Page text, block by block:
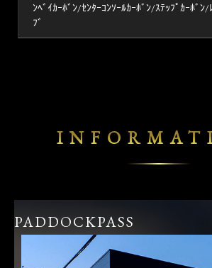
ﾝﾍﾞｲｶｰﾎﾞﾝ/ｾﾝﾀｰｺﾝｿｰﾙｶｰﾎﾞﾝ/ｽﾃｯﾌﾟｶｰﾎﾞﾝ
ﾌﾞ
PADDOCKPASS